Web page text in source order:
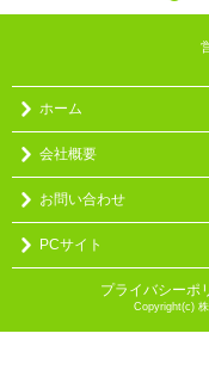
ホーム
会社概要
お問い合わせ
PCサイト
プライバシーポ
Copyright(c)